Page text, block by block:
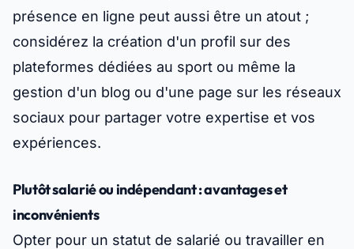
présence en ligne peut aussi être un atout ;
considérez la création d'un profil sur des
plateformes dédiées au sport ou même la
gestion d'un blog ou d'une page sur les réseaux
sociaux pour partager votre expertise et vos
expériences.
Plutôt salarié ou indépendant : avantages et
inconvénients
Opter pour un statut de salarié ou travailler en